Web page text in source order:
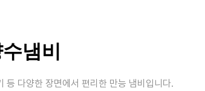
냄비
등 다양한 장면에서 편리한 만능 냄비입니다.